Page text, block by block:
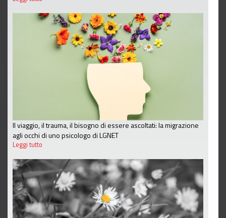
Il viaggio, il trauma, il bisogno di essere ascoltati: la migrazione
agli occhi di uno psicologo di LGNET
Leggi tutto